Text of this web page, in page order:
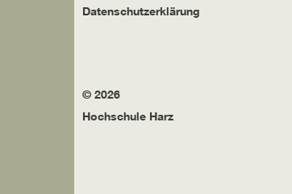
Datenschutzerklärung
© 2026
Hochschule Harz